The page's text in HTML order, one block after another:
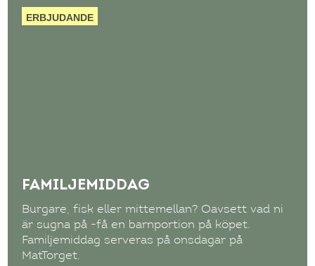
FAMILJEMIDDAG
ERBJUDANDE
Burgare, fisk eller mittemellan? Oavsett vad ni
är sugna på -få en barnportion på köpet.
Familjemiddag serveras på onsdagar på
MatTorget.